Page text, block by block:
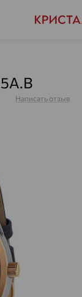
Написать отзыв